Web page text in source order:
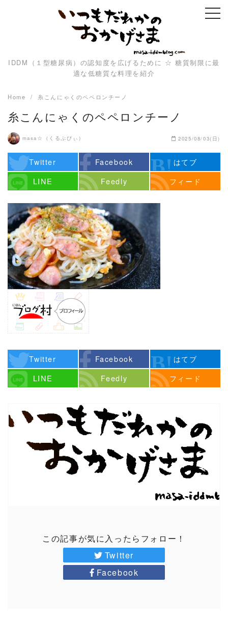
IDDM（１型糖尿病）の認知度を広げるために ☆ 糖質制限に最
適な低糖質な料理を紹介
Home 糸こんにゃくのペペロンチーノ
糸こんにゃくのペペロンチーノ
masa☆（くるぷぴぃ） 2025/08/03(日)
Twitter Facebook
はてブ
LINE
Feedly フィード
Twitter Facebook
はてブ
LINE
Feedly フィード
この記事が気に入ったらフォロー！
Twitter
Facebook